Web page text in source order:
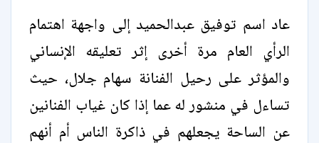
عاد اسم توفيق عبدالحميد إلى واجهة اهتمام
الرأي العام مرة أخرى إثر تعليقه الإنساني
والمؤثر على رحيل الفنانة سهام جلال، حيث
تساءل في منشور له عما إذا كان غياب الفنانين
عن الساحة يجعلهم في ذاكرة الناس أم أنهم